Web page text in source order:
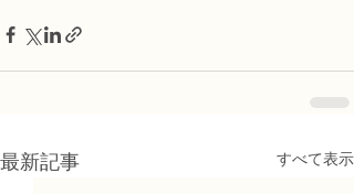
最新記事 すべて表示